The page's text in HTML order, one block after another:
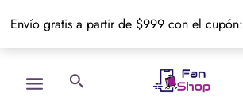
Envío gratis a partir de $999 con el
Buscar